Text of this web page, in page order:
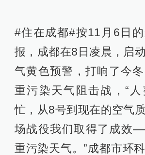
#住在成都#按11月6日
报，成都在8日凌晨，启
气黄色预警，打响了今
重污染天气阻击战，“
忙，从8号到现在的空气
场战役我们取得了成效
重污染天气。”成都市环